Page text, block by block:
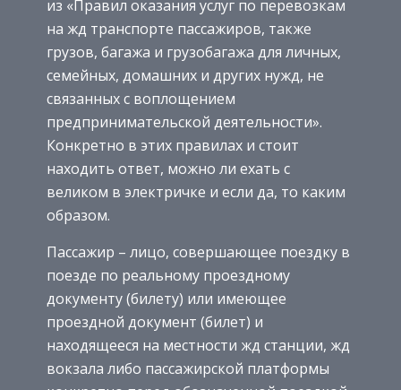
из «Правил оказания услуг по перевозкам
на жд транспорте пассажиров, также
грузов, багажа и грузобагажа для личных,
семейных, домашних и других нужд, не
связанных с воплощением
предпринимательской деятельности».
Конкретно в этих правилах и стоит
находить ответ, можно ли ехать с
великом в электричке и если да, то каким
образом.
Пассажир – лицо, совершающее поездку в
поезде по реальному проездному
документу (билету) или имеющее
проездной документ (билет) и
находящееся на местности жд станции, жд
вокзала либо пассажирской платформы